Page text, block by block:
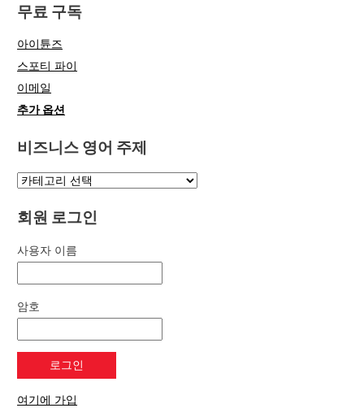
무료 구독
아이튠즈
스포티 파이
이메일
추가 옵션
비즈니스 영어 주제
회원 로그인
사용자 이름
암호
여기에 가입